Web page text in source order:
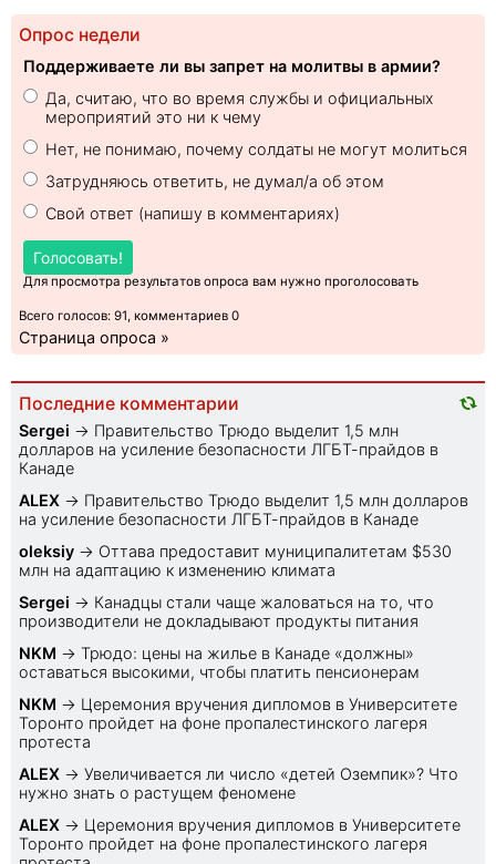
Опрос недели
Поддерживаете ли вы запрет на молитвы в армии?
Да, считаю, что во время службы и официальных
мероприятий это ни к чему
Нет, не понимаю, почему солдаты не могут молиться
Затрудняюсь ответить, не думал/а об этом
Свой ответ (напишу в комментариях)
Голосовать!
Для просмотра результатов опроса вам нужно проголосовать
Всего голосов: 91, комментариев 0
Страница опроса »
Последние комментарии
Sеrgei → Правительство Трюдо выделит 1,5 млн
долларов на усиление безопасности ЛГБТ-прайдов в
Канаде
ALEX → Правительство Трюдо выделит 1,5 млн долларов
на усиление безопасности ЛГБТ-прайдов в Канаде
oleksiy → Оттава предоставит муниципалитетам $530
млн на адаптацию к изменению климата
Sеrgei → Канадцы стали чаще жаловаться на то, что
производители не докладывают продукты питания
NKM → Трюдо: цены на жилье в Канаде «должны»
оставаться высокими, чтобы платить пенсионерам
NKM → Церемония вручения дипломов в Университете
Торонто пройдет на фоне пропалестинского лагеря
протеста
ALEX → Увеличивается ли число «детей Оземпик»? Что
нужно знать о растущем феномене
ALEX → Церемония вручения дипломов в Университете
Торонто пройдет на фоне пропалестинского лагеря